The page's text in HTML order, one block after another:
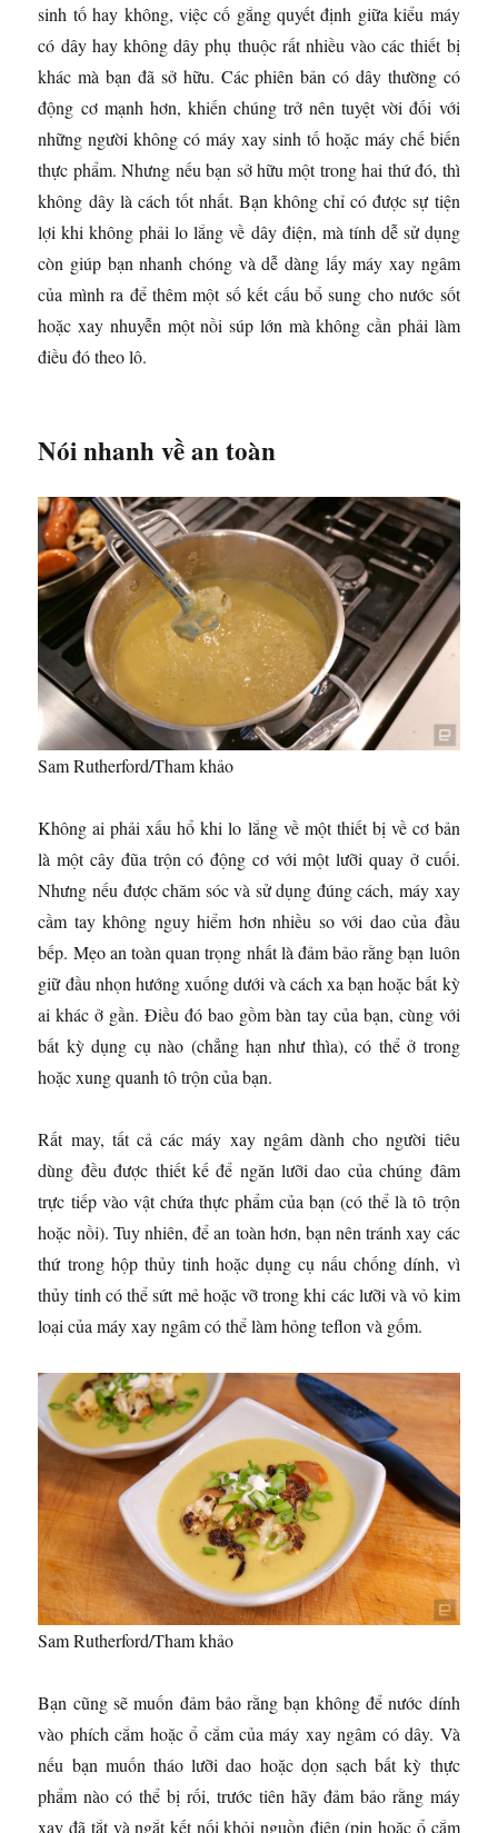
sinh tố hay không, việc cố gắng quyết định giữa kiểu máy
có dây hay không dây phụ thuộc rất nhiều vào các thiết bị
khác mà bạn đã sở hữu. Các phiên bản có dây thường có
động cơ mạnh hơn, khiến chúng trở nên tuyệt vời đối với
những người không có máy xay sinh tố hoặc máy chế biến
thực phẩm. Nhưng nếu bạn sở hữu một trong hai thứ đó, thì
không dây là cách tốt nhất. Bạn không chỉ có được sự tiện
lợi khi không phải lo lắng về dây điện, mà tính dễ sử dụng
còn giúp bạn nhanh chóng và dễ dàng lấy máy xay ngâm
của mình ra để thêm một số kết cấu bổ sung cho nước sốt
hoặc xay nhuyễn một nồi súp lớn mà không cần phải làm
điều đó theo lô.
Nói nhanh về an toàn
Sam Rutherford/Tham khảo
Không ai phải xấu hổ khi lo lắng về một thiết bị về cơ bản
là một cây đũa trộn có động cơ với một lưỡi quay ở cuối.
Nhưng nếu được chăm sóc và sử dụng đúng cách, máy xay
cầm tay không nguy hiểm hơn nhiều so với dao của đầu
bếp. Mẹo an toàn quan trọng nhất là đảm bảo rằng bạn luôn
giữ đầu nhọn hướng xuống dưới và cách xa bạn hoặc bất kỳ
ai khác ở gần. Điều đó bao gồm bàn tay của bạn, cùng với
bất kỳ dụng cụ nào (chẳng hạn như thìa), có thể ở trong
hoặc xung quanh tô trộn của bạn.
Rất may, tất cả các máy xay ngâm dành cho người tiêu
dùng đều được thiết kế để ngăn lưỡi dao của chúng đâm
trực tiếp vào vật chứa thực phẩm của bạn (có thể là tô trộn
hoặc nồi). Tuy nhiên, để an toàn hơn, bạn nên tránh xay các
thứ trong hộp thủy tinh hoặc dụng cụ nấu chống dính, vì
thủy tinh có thể sứt mẻ hoặc vỡ trong khi các lưỡi và vỏ kim
loại của máy xay ngâm có thể làm hỏng teflon và gốm.
Sam Rutherford/Tham khảo
Bạn cũng sẽ muốn đảm bảo rằng bạn không để nước dính
vào phích cắm hoặc ổ cắm của máy xay ngâm có dây. Và
nếu bạn muốn tháo lưỡi dao hoặc dọn sạch bất kỳ thực
phẩm nào có thể bị rối, trước tiên hãy đảm bảo rằng máy
xay đã tắt và ngắt kết nối khỏi nguồn điện (pin hoặc ổ cắm